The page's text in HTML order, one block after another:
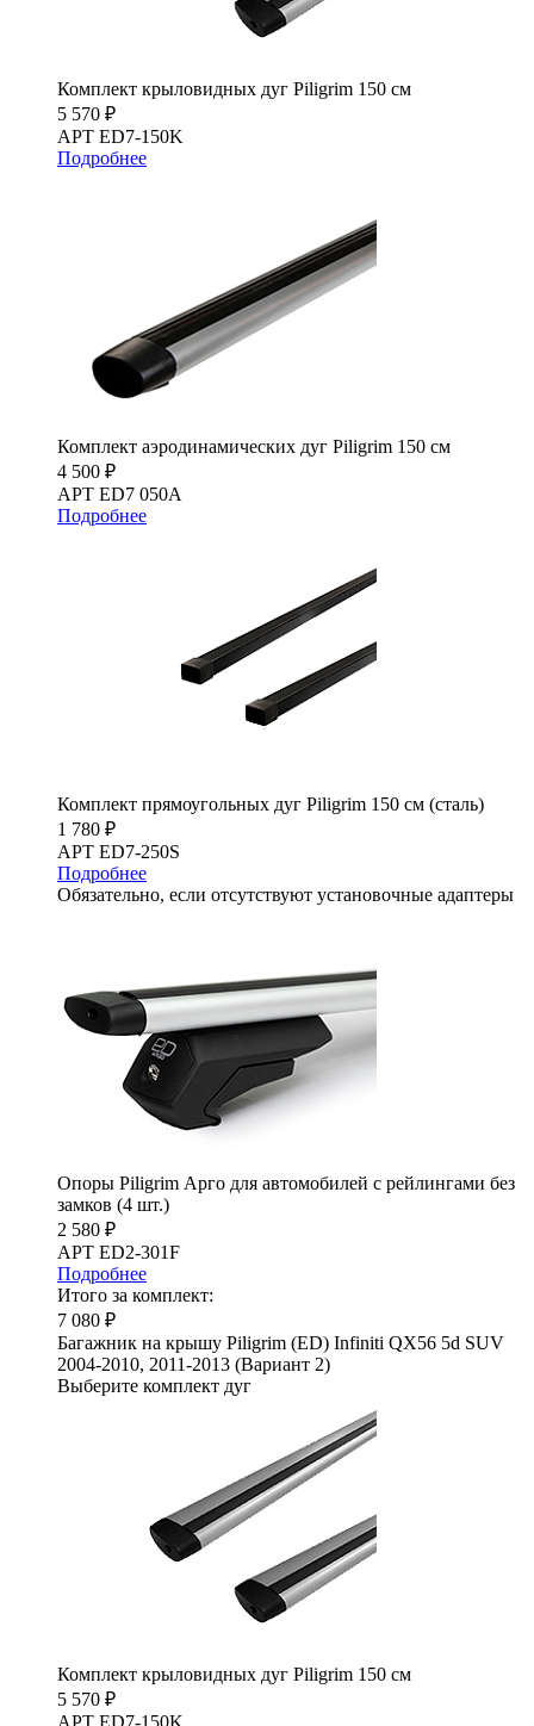
Комплект крыловидных дуг Piligrim 150 см
5 570 ₽
АРТ ED7-150K
Подробнее
Комплект аэродинамических дуг Piligrim 150 см
4 500 ₽
АРТ ED7 050A
Подробнее
Комплект прямоугольных дуг Piligrim 150 см (сталь)
1 780 ₽
АРТ ED7-250S
Подробнее
Обязательно, если отсутствуют установочные адаптеры
Опоры Piligrim Арго для автомобилей с рейлингами без
замков (4 шт.)
2 580 ₽
АРТ ED2-301F
Подробнее
Итого за комплект:
7 080 ₽
Багажник на крышу Piligrim (ED) Infiniti QX56 5d SUV
2004-2010, 2011-2013 (Вариант 2)
Выберите комплект дуг
Комплект крыловидных дуг Piligrim 150 см
5 570 ₽
АРТ ED7-150K